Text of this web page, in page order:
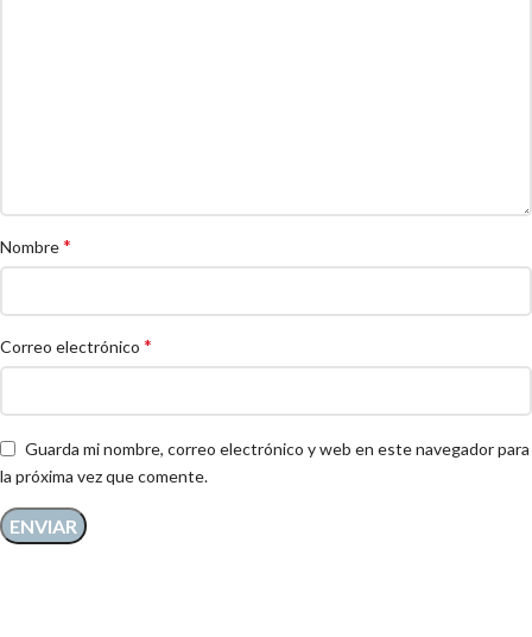
Nombre*
Correo electrónico *
Guarda mi nombre, correo electrónico y web en este navegador para
la próxima vez que comente.